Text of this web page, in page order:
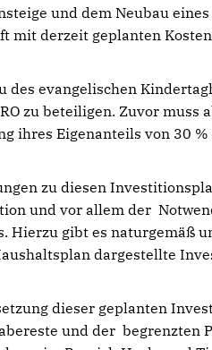
und dem Neubau
mit derzeit geplanten
des evangelischen
zu beteiligen. Zuvor
ihres Eigenanteils von 30
zu diesen
und vor allem der
Hierzu gibt es naturgemäß
dargestellte
dieser geplanten
und der begrenzten